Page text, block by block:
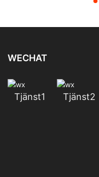
Industriell kamerasyn
WECHAT
Tjänst1 Tjänst2